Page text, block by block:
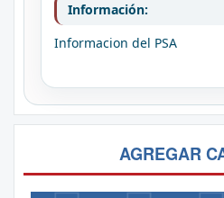
Información:
Informacion del PSA
AGREGAR